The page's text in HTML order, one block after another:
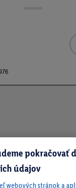
pokračovať
údajov
webových stránok a